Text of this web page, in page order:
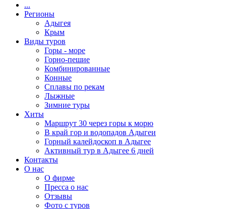
...
Регионы
Адыгея
Крым
Виды туров
Горы - море
Горно-пешие
Комбинированные
Конные
Сплавы по рекам
Лыжные
Зимние туры
Хиты
Маршрут 30 через горы к морю
В край гор и водопадов Адыгеи
Горный калейдоскоп в Адыгее
Активный тур в Адыгее 6 дней
Контакты
О нас
О фирме
Пресса о нас
Отзывы
Фото с туров